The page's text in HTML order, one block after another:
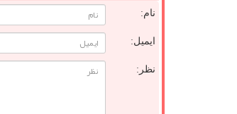
نام:
ایمیل:
نظر: